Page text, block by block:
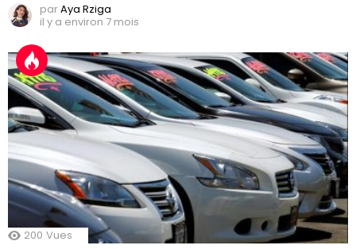
parAya Rziga
il y a environ 7 mois
200 Vues